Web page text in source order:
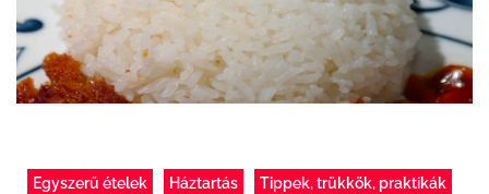
Egyszerű ételek Háztartás Tippek, trükkök, praktikák